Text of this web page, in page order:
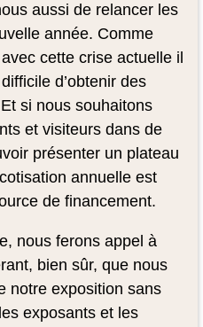
aussi de relancer les
année. Comme
cette crise actuelle il
d’obtenir des
si nous souhaitons
et visiteurs dans de
présenter un plateau
annuelle est
de financement.
nous ferons appel à
bien sûr, que nous
notre exposition sans
exposants et les